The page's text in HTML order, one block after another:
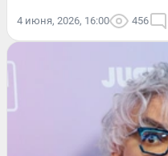
4 июня, 2026, 16:00 456